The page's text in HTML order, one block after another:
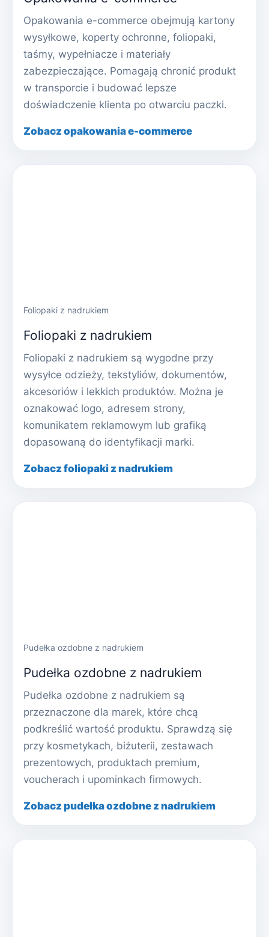
Opakowania e-commerce obejmują kartony
wysyłkowe, koperty ochronne, foliopaki,
taśmy, wypełniacze i materiały
zabezpieczające. Pomagają chronić produkt
w transporcie i budować lepsze
doświadczenie klienta po otwarciu paczki.
Zobacz opakowania e-commerce
Foliopaki z nadrukiem
Foliopaki z nadrukiem
Foliopaki z nadrukiem są wygodne przy
wysyłce odzieży, tekstyliów, dokumentów,
akcesoriów i lekkich produktów. Można je
oznakować logo, adresem strony,
komunikatem reklamowym lub grafiką
dopasowaną do identyfikacji marki.
Zobacz foliopaki z nadrukiem
Pudełka ozdobne z nadrukiem
Pudełka ozdobne z nadrukiem
Pudełka ozdobne z nadrukiem są
przeznaczone dla marek, które chcą
podkreślić wartość produktu. Sprawdzą się
przy kosmetykach, biżuterii, zestawach
prezentowych, produktach premium,
voucherach i upominkach firmowych.
Zobacz pudełka ozdobne z nadrukiem